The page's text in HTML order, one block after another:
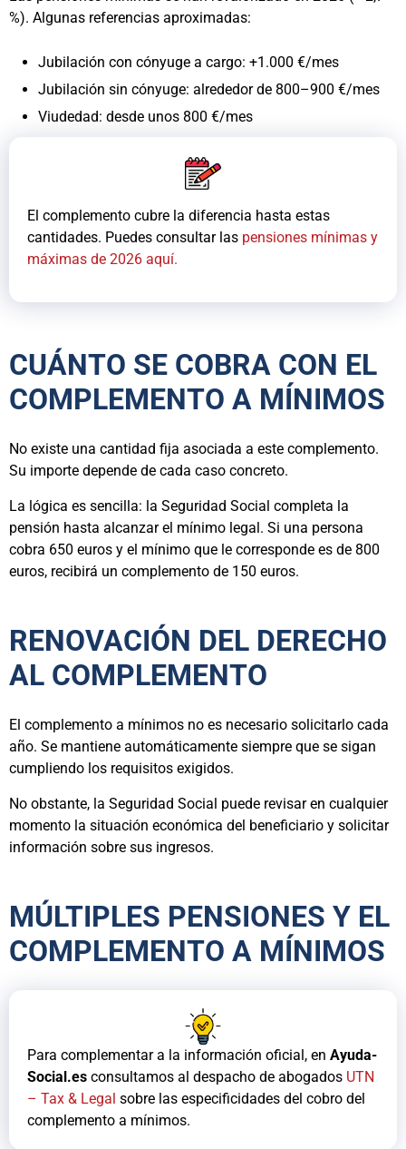
%). Algunas referencias aproximadas:
Jubilación con cónyuge a cargo: +1.000 €/mes
Jubilación sin cónyuge: alrededor de 800–900 €/mes
Viudedad: desde unos 800 €/mes
El complemento cubre la diferencia hasta estas
cantidades. Puedes consultar las pensiones mínimas y
máximas de 2026 aquí.
CUÁNTO SE COBRA CON EL
COMPLEMENTO A MÍNIMOS
No existe una cantidad fija asociada a este complemento.
Su importe depende de cada caso concreto.
La lógica es sencilla: la Seguridad Social completa la
pensión hasta alcanzar el mínimo legal. Si una persona
cobra 650 euros y el mínimo que le corresponde es de 800
euros, recibirá un complemento de 150 euros.
RENOVACIÓN DEL DERECHO
AL COMPLEMENTO
El complemento a mínimos no es necesario solicitarlo cada
año. Se mantiene automáticamente siempre que se sigan
cumpliendo los requisitos exigidos.
No obstante, la Seguridad Social puede revisar en cualquier
momento la situación económica del beneficiario y solicitar
información sobre sus ingresos.
MÚLTIPLES PENSIONES Y EL
COMPLEMENTO A MÍNIMOS
Para complementar a la información oficial, en Ayuda-
Social.es consultamos al despacho de abogados UTN
– Tax & Legal sobre las especificidades del cobro del
complemento a mínimos.